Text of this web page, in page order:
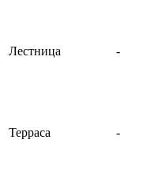
Лестница -
Терраса -